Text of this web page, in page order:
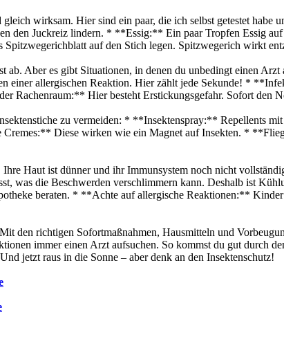
wirksam. Hier sind ein paar, die ich selbst getestet
den Juckreiz lindern. * **Essig:** Ein paar Tropfen Essig
auf den Stich legen. Spitzwegerich wirkt
ab. Aber es gibt Situationen, in denen du unbedingt einen
einer allergischen Reaktion. Hier zählt jede Sekunde! *
Rachenraum:** Hier besteht Erstickungsgefahr. Sofort den
zu vermeiden: * **Insektenspray:**
Diese wirken wie ein Magnet auf Insekten. *
Haut ist dünner und ihr Immunsystem noch nicht
was die Beschwerden verschlimmern kann. Deshalb ist
beraten. * **Achte auf allergische Reaktionen:**
den richtigen Sofortmaßnahmen, Hausmitteln und
immer einen Arzt aufsuchen. So kommst du gut durch
jetzt raus in die Sonne – aber denk an den Insektenschutz!